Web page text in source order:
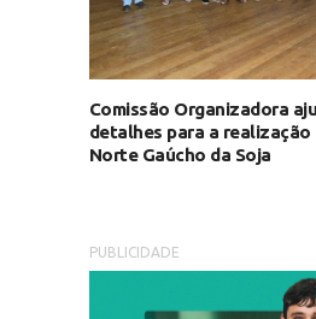
Comissão Organizadora
detalhes para a realização
Norte Gaúcho da Soja
PUBLICIDADE